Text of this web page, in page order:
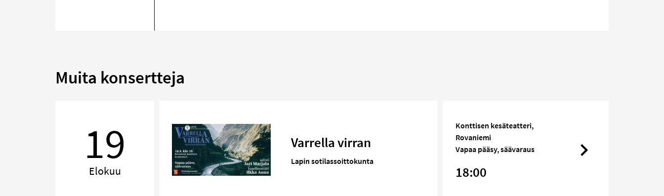
Muita konsertteja
19
Elokuu
Varrella virran
Lapin sotilassoittokunta
Konttisen kesäteatteri,
Rovaniemi
Vapaa pääsy, säävaraus
18:00